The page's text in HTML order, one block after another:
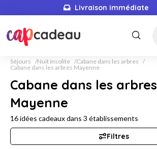
Livraison immédiate
Séjours Nuit insolite
Cabane dans les arbres
Cabane dans les arbres Mayenne
Cabane dans les arbres
Mayenne
16idées cadeaux dans 3 établissements
Filtres